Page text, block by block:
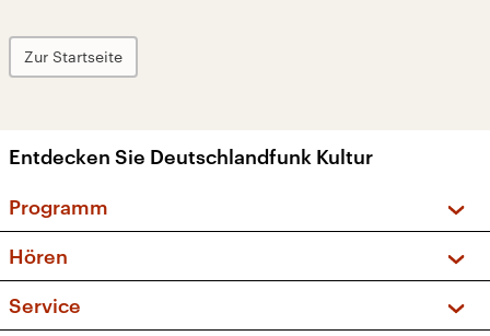
Zur Startseite
Entdecken Sie Deutschlandfunk Kultur
Programm
Sendungen und Podcasts
Musikliste
Hören
Service